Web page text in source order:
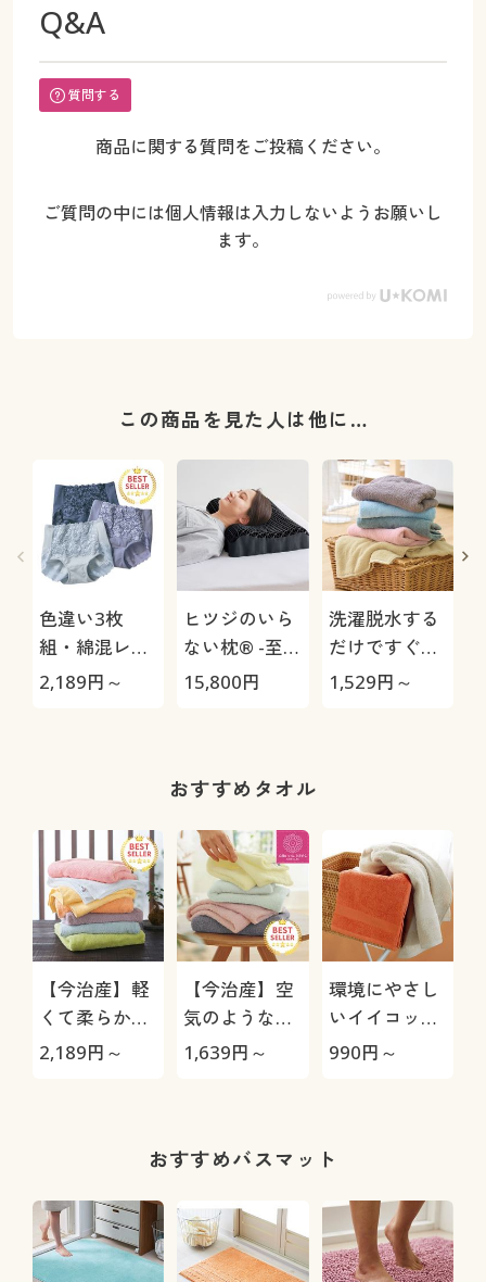
Q&A
質問する
商品に関する質問をご投稿ください。
ご質問の中には個人情報は入力しないようお願いし
ます。
この商品を見た人は他に…
色違い3枚
組・綿混レー
シィショーツ
2,189円～
ヒツジのいら
ない枕® -至
極-
15,800円
洗濯脱水する
だけですぐ乾
くタオル(同色
1,529円～
おすすめタオル
【今治産】軽
くて柔らかい
タオル(同色2
2,189円～
【今治産】空
気のようなタ
オル(無撚糸)
1,639円～
環境にやさし
いイイコット
ン製タオル(同
990円～
おすすめバスマット